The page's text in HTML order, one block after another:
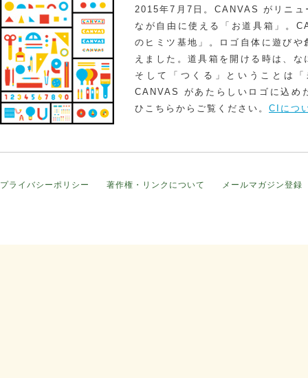
2015年7月7日。CANVAS がリニュ
なが自由に使える「お道具箱」。
のヒミツ基地」。ロゴ自体に遊び
えました。道具箱を開ける時は、
そして「つくる」ということは
CANVAS があたらしいロゴに込め
ひこちらからご覧ください。 CIにつ
プライバシーポリシー 著作権・リンクについて メールマガジン登録